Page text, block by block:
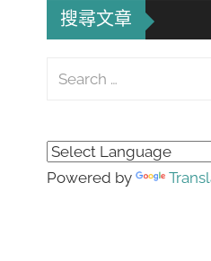
搜尋文章
Search
Powered by